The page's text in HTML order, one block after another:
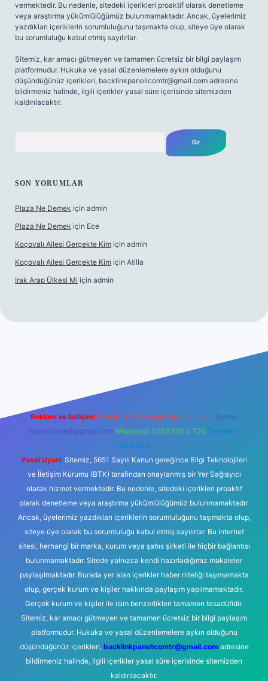
vermektedir. Bu nedenle, sitedeki içerikleri proaktif olarak denetleme
veya araştırma yükümlülüğümüz bulunmamaktadır. Ancak, üyelerimiz
yazdıkları içeriklerin sorumluluğunu taşımakta olup, siteye üye olarak
bu sorumluluğu kabul etmiş sayılırlar.
Sitemiz, kar amacı gütmeyen ve tamamen ücretsiz bir bilgi paylaşım
platformudur. Hukuka ve yasal düzenlemelere aykırı olduğunu
düşündüğünüz içerikleri, backlinkpanelicomtr@gmail.com adresine
bildirmeniz halinde, ilgili içerikler yasal süre içerisinde sitemizden
kaldırılacaktır.
SON YORUMLAR
Plaza Ne Demek için admin
Plaza Ne Demek için Ece
Koçovalı Ailesi Gerçekte Kim için admin
Koçovalı Ailesi Gerçekte Kim için Atilla
Irak Arap Ülkesi Mi için admin
Reklam ve İletişim: E-mail: backlinkpaneli@gmail.com Teams:
forumhizmeti@gmail.com Whatsapp: 0262 606 0 726 Telegram:
@karabul
Yasal Uyarı: Sitemiz, 5651 Sayılı Kanun gereğince Bilgi Teknolojileri
ve İletişim Kurumu (BTK) tarafından onaylanmış bir Yer Sağlayıcı
olarak hizmet vermektedir. Bu nedenle, sitedeki içerikleri proaktif
olarak denetleme veya araştırma yükümlülüğümüz bulunmamaktadır.
Ancak, üyelerimiz yazdıkları içeriklerin sorumluluğunu taşımakta olup,
siteye üye olarak bu sorumluluğu kabul etmiş sayılırlar. Bu internet
sitesi, herhangi bir marka, kurum veya şahıs şirketi ile hiçbir bağlantısı
bulunmamaktadır. Sitede yalnızca kendi hazırladığımız makaleler
paylaşılmaktadır. Burada yer alan içerikler haber niteliği taşımamakta
olup, gerçek kurum ve kişiler hakkında paylaşım yapılmamaktadır.
Gerçek kurum ve kişiler ile isim benzerlikleri tamamen tesadüfidir.
Sitemiz, kar amacı gütmeyen ve tamamen ücretsiz bir bilgi paylaşım
platformudur. Hukuka ve yasal düzenlemelere aykırı olduğunu
düşündüğünüz içerikleri, backlinkpanelicomtr@gmail.comadresine
bildirmeniz halinde, ilgili içerikler yasal süre içerisinde sitemizden
kaldırılacaktır.